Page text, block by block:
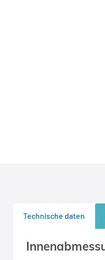
Technische daten